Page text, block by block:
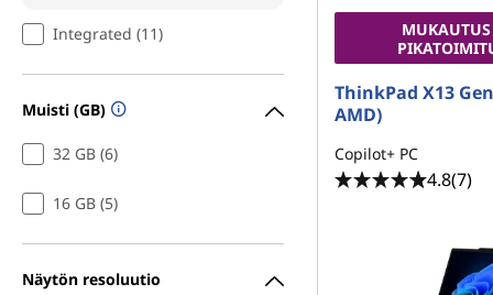
h
n
Integrated (11)
Muisti (GB)
32 GB (6)
16 GB (5)
Näytön resoluutio
ThinkPad X13
AMD)
Copilot+ PC
4.8(7)